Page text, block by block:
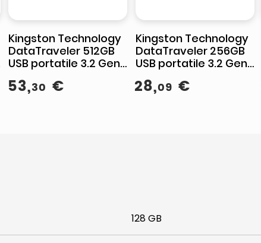
Kingston Technology
DataTraveler 512GB
USB portatile 3.2 Gen 1
Exodia Nero + Viola
53,30 €
Kingston Technology
DataTraveler 256GB
USB portatile 3.2 Gen 1
Exodia Nero + Verde
28,09 €
128 GB